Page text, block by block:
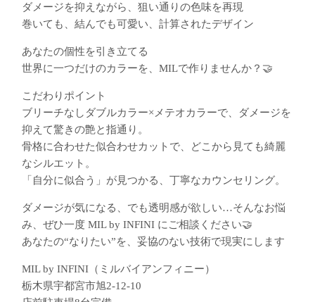
ダメージを抑えながら、狙い通りの色味を再現
巻いても、結んでも可愛い、計算されたデザイン
あなたの個性を引き立てる
世界に一つだけのカラーを、MILで作りませんか？🤝
こだわりポイント
ブリーチなしダブルカラー×メテオカラーで、ダメージを
抑えて驚きの艶と指通り。
骨格に合わせた似合わせカットで、どこから見ても綺麗
なシルエット。
「自分に似合う」が見つかる、丁寧なカウンセリング。
ダメージが気になる、でも透明感が欲しい…そんなお悩
み、ぜひ一度 MIL by INFINI にご相談ください🤝
あなたの“なりたい”を、妥協のない技術で現実にします
MIL by INFINI（ミルバイアンフィニー）
栃木県宇都宮市旭2-12-10